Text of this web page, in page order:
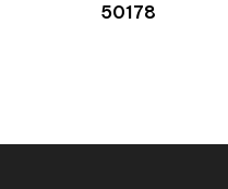
50178